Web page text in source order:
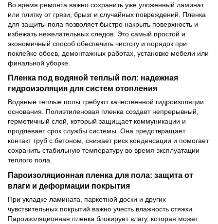
Во время ремонта важно сохранить уже уложенный ламинат
или плитку от грязи, брызг и случайных повреждений. Пленка
для защиты пола позволяет быстро накрыть поверхность и
избежать нежелательных следов. Это самый простой и
экономичный способ обеспечить чистоту и порядок при
поклейке обоев, демонтажных работах, установке мебели или
финальной уборке.
Пленка под водяной теплый пол: надежная
гидроизоляция для систем отопления
Водяные теплые полы требуют качественной гидроизоляции
основания. Полиэтиленовая пленка создает непрерывный,
герметичный слой, который защищает коммуникации и
продлевает срок службы системы. Она предотвращает
контакт труб с бетоном, снижает риск конденсации и помогает
сохранить стабильную температуру во время эксплуатации
теплого пола.
Пароизоляционная пленка для пола: защита от
влаги и деформации покрытия
При укладке ламината, паркетной доски и других
чувствительных покрытий важно учесть влажность стяжки.
Пароизоляционная пленка блокирует влагу, которая может